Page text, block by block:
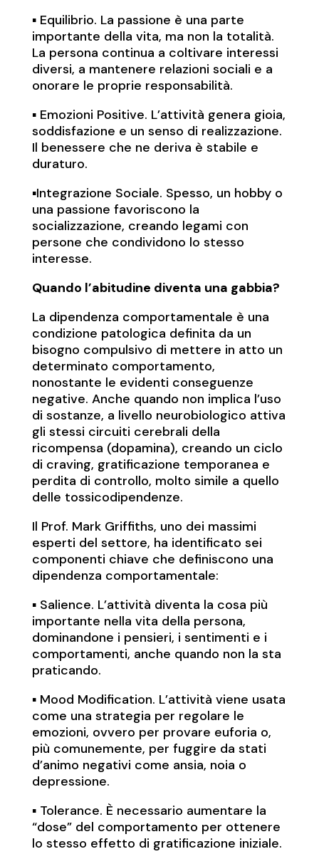
▪️ Equilibrio. La passione è una parte
importante della vita, ma non la totalità.
La persona continua a coltivare interessi
diversi, a mantenere relazioni sociali e a
onorare le proprie responsabilità.
▪️ Emozioni Positive. L’attività genera gioia,
soddisfazione e un senso di realizzazione.
Il benessere che ne deriva è stabile e
duraturo.
▪️Integrazione Sociale. Spesso, un hobby o
una passione favoriscono la
socializzazione, creando legami con
persone che condividono lo stesso
interesse.
Quando l’abitudine diventa una gabbia?
La dipendenza comportamentale è una
condizione patologica definita da un
bisogno compulsivo di mettere in atto un
determinato comportamento,
nonostante le evidenti conseguenze
negative. Anche quando non implica l’uso
di sostanze, a livello neurobiologico attiva
gli stessi circuiti cerebrali della
ricompensa (dopamina), creando un ciclo
di craving, gratificazione temporanea e
perdita di controllo, molto simile a quello
delle tossicodipendenze.
Il Prof. Mark Griffiths, uno dei massimi
esperti del settore, ha identificato sei
componenti chiave che definiscono una
dipendenza comportamentale:
▪️ Salience. L’attività diventa la cosa più
importante nella vita della persona,
dominandone i pensieri, i sentimenti e i
comportamenti, anche quando non la sta
praticando.
▪️ Mood Modification. L’attività viene usata
come una strategia per regolare le
emozioni, ovvero per provare euforia o,
più comunemente, per fuggire da stati
d’animo negativi come ansia, noia o
depressione.
▪️ Tolerance. È necessario aumentare la
“dose” del comportamento per ottenere
lo stesso effetto di gratificazione iniziale.